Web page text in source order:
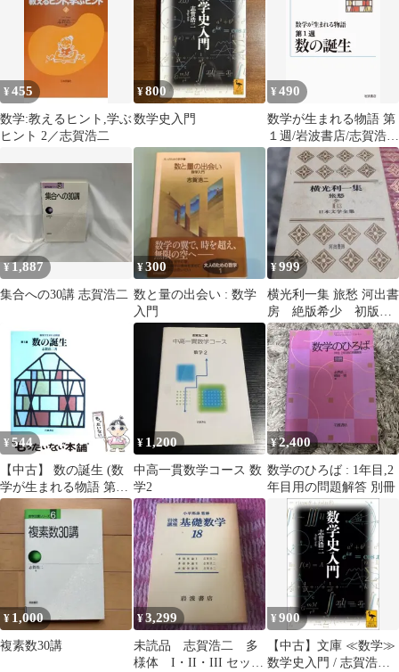
¥455
数学:教えるヒント,学ぶ
ヒント 2／志賀浩二
¥800
数学史入門
¥490
数学が生まれる物語 第
１週/岩波書店/志賀浩二
（文庫）
¥1,887
集合への30講 志賀浩二
¥300
数と量の出会い : 数学
入門
¥999
横光利一集 旅愁 河出書
房 絶版希少 初版
本 横光利一 谷崎潤
一郎 武者浩二実篤
¥ 544
【中古】 数の誕生 (数
学が生まれる物語 第1
週) / 志賀浩二 / 岩波書
¥ 1,200
中高一貫数学コース 数
学2
¥2,400
数学のひろば : 1年目,2
年目用の問題解答 別冊
¥ 1,000
複素数30講
¥3,299
未読品 志賀浩二 多
様体 I・II・III セッ
¥900
【中古】文庫 ≪数学≫
数学史入門 / 志賀浩二 /